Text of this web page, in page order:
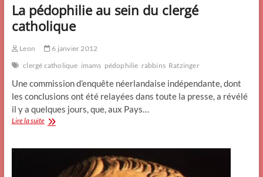
La pédophilie au sein du clergé
catholique
Leon
6 janvier 2012
clergé catholique imams pédophilie rabbins Ratzinger
Une commission d’enquête néerlandaise indépendante, dont
les conclusions ont été relayées dans toute la presse, a révélé
il y a quelques jours, que, aux Pays…
Lire la suiteLa
sein
clergé